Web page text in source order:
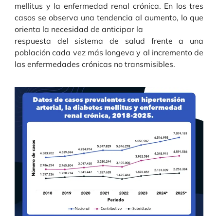
mellitus y la enfermedad renal crónica. En los tres
casos se observa una tendencia al aumento, lo que
orienta la necesidad de anticipar la
respuesta del sistema de salud frente a una
población cada vez más longeva y al incremento de
las enfermedades crónicas no transmisibles.